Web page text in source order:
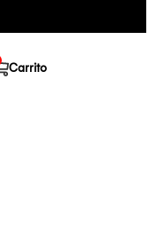
Carrito